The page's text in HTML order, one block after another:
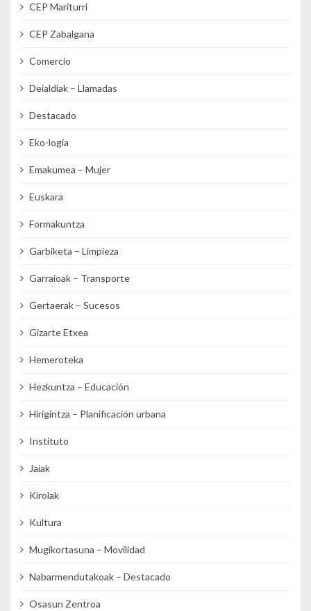
CEP Mariturri
CEP Zabalgana
Comercio
Deialdiak – Llamadas
Destacado
Eko-logia
Emakumea – Mujer
Euskara
Formakuntza
Garbiketa – Limpieza
Garraioak – Transporte
Gertaerak – Sucesos
Gizarte Etxea
Hemeroteka
Hezkuntza – Educación
Hirigintza – Planificación urbana
Instituto
Jaiak
Kirolak
Kultura
Mugikortasuna – Movilidad
Nabarmendutakoak – Destacado
Osasun Zentroa